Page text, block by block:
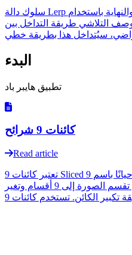
سلوك دالة Lerp يُرجع قيمة بين نقطة البداية والنهاية باستخدام
التلاشي طريقة التداخل بين
البدء
تطبيق هايبر باد
كائنات 9 شرائح
Read article
تعتبر كائنات 9 Sliced المشار إليها أحيانًا باسم 9 Patch كائنات مع
هوامش محددة من قبل المستخدم تقسم الصورة إلى 9 أقسام وتغير